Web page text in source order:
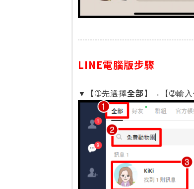
LINE電腦版步驟
▼【➀先選擇全部】→【➁輸入